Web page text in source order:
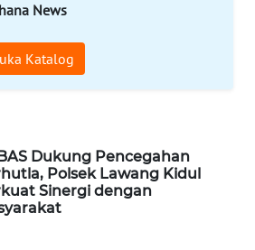
News
Katalog
Dukung Pencegahan
Polsek Lawang Kidul
Sinergi dengan